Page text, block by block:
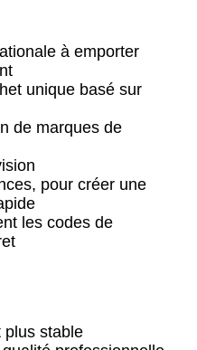
à emporter
unique basé sur
de marques de
pour créer une
les codes de
plus stable